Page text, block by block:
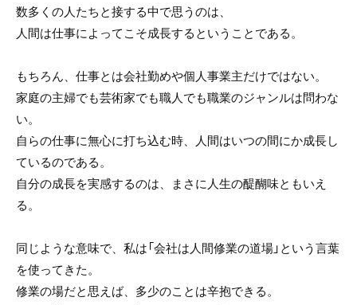
数多くの人たちと接する中で思うのは、
人間は仕事によってこそ成長するということである。
もちろん、仕事とは会社勤めや個人事業主だけではない。
家庭の主婦でも芸術家でも職人でも職業のジャンルは問わな
い。
自らの仕事に無心に打ち込む時、人間はいつの間にか成長し
ているのである。
自分の成長を実感するのは、まさに人生の醍醐味ともいえ
る。
同じような意味で、私は「会社は人間修業の道場」という言葉
を使ってきた。
修業の場だと思えば、多少のことは辛抱できる。